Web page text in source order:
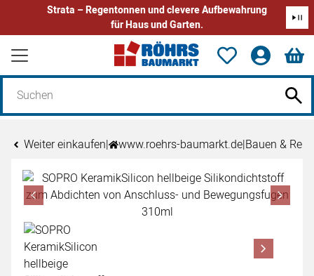
Strata – Regentonnen und clevere Aufbewahrung
für Haus und Garten.
Zum Hauptinhalt springen
Weiter einkaufen| www.roehrs-baumarkt.de|Bauen &
Produktgalerie
Zur Kaufbox springen